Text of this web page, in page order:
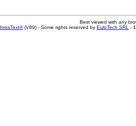
Best viewed with any
IntraText®(V89) - Some rights reserved by EuloTech SRL -